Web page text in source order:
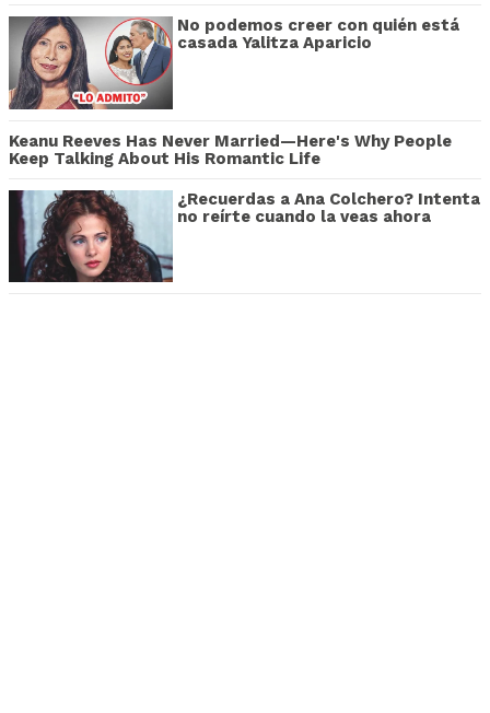
No podemos creer con quién está
casada Yalitza Aparicio
Keanu Reeves Has Never Married—Here's Why People
Keep Talking About His Romantic Life
¿Recuerdas a Ana Colchero? Intenta
no reírte cuando la veas ahora